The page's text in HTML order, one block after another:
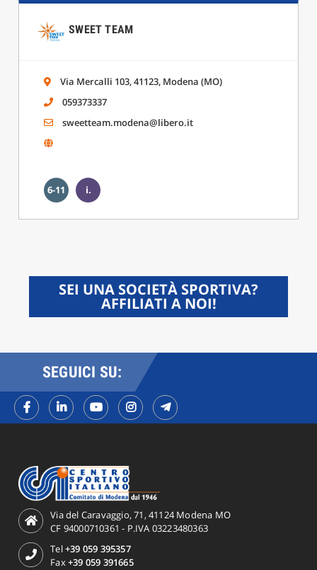
SWEET TEAM
Via Mercalli 103, 41123, Modena (MO)
059373337
sweetteam.modena@libero.it
6-11 i.
SEI UNA SOCIETÀ SPORTIVA?
AFFILIATI A NOI!
SEGUICI SU:
Via del Caravaggio, 71, 41124 Modena MO
CF 94000710361 - P.IVA 03223480363
Tel+39 059 395357
Fax+39 059 391665